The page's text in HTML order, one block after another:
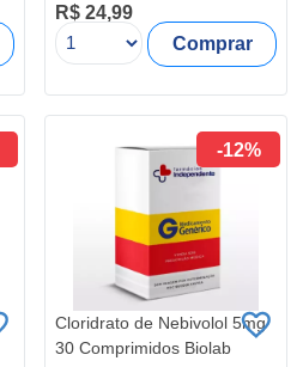
R$ 24,99
Comprar
-12%
Cloridrato de Nebivolol 5mg
30 Comprimidos Biolab